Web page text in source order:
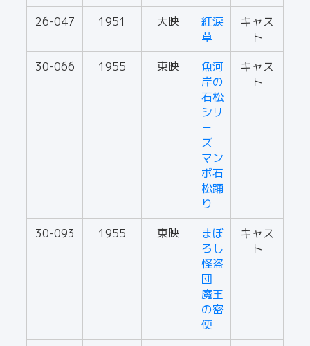
26-047 1951 大映
紅涙
草
キャス
ト
30-066
1955 東映
魚河
岸の
石松
シリ
－
ズ
マン
ボ石
松踊
り
キャス
ト
30-093 1955 東映
まぼ
ろし
怪盗
団
魔王
の密
使
キャス
ト